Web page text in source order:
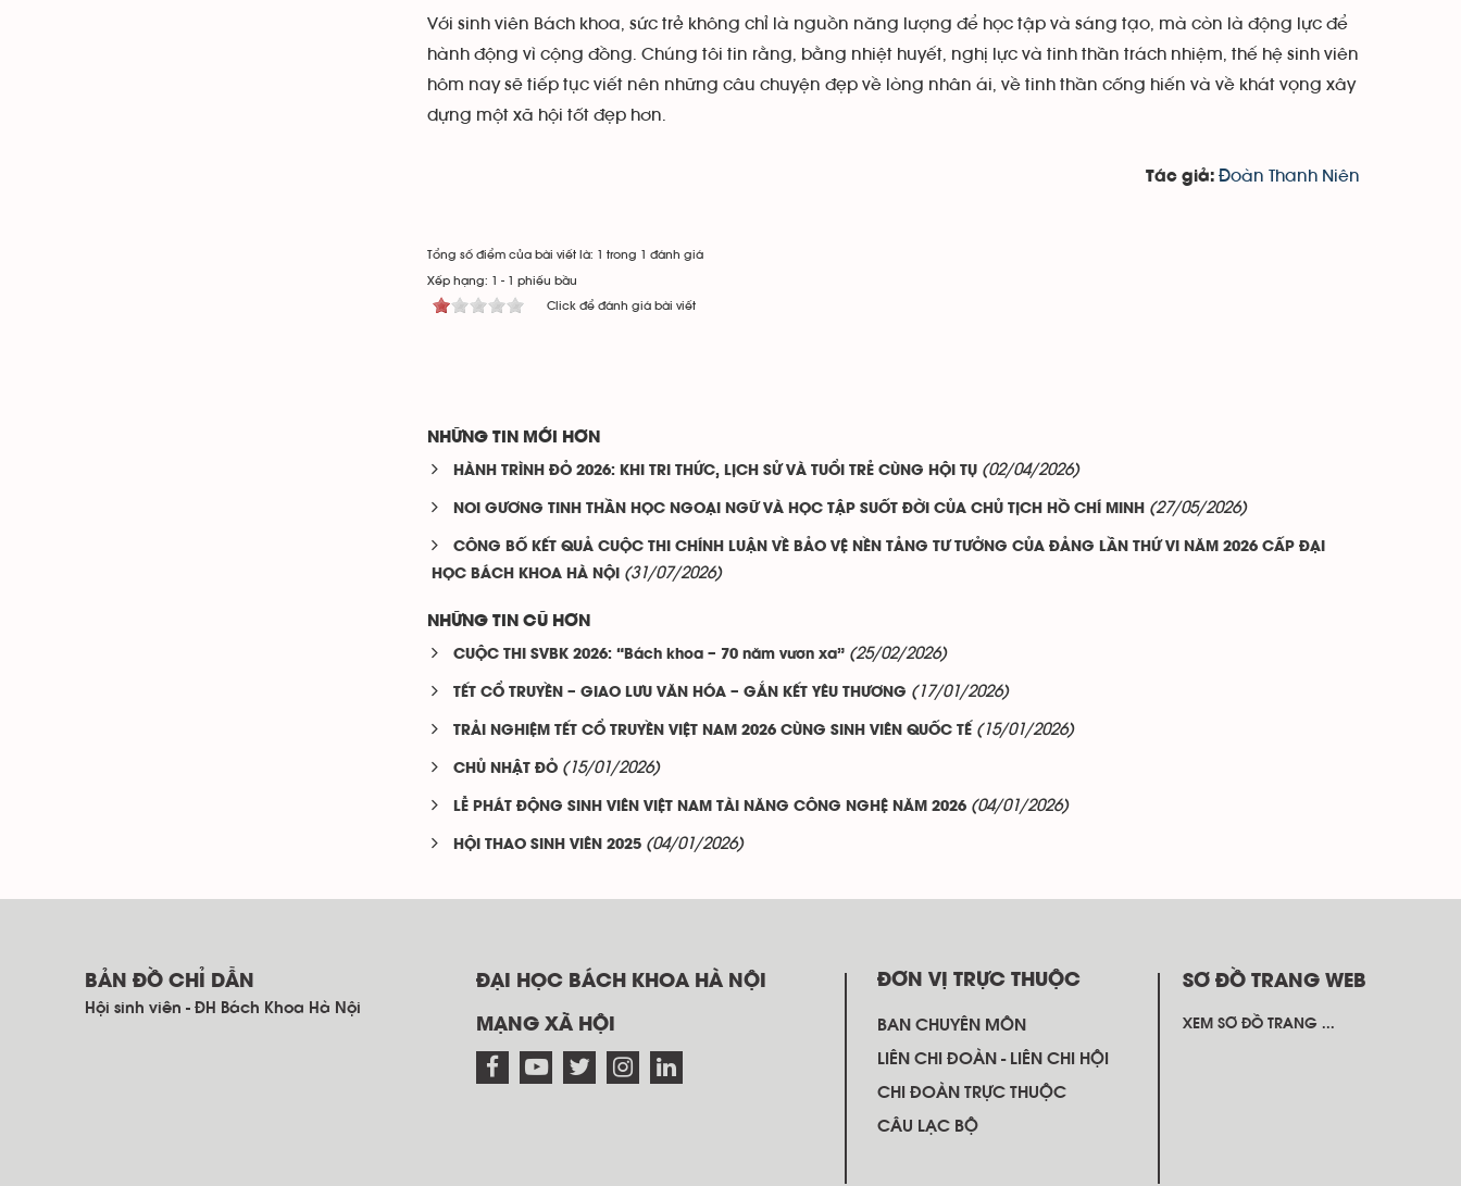
Với sinh viên Bách khoa, sức trẻ không chỉ là nguồn năng lượng để học tập và sáng tạo, mà còn là động lực để
hành động vì cộng đồng. Chúng tôi tin rằng, bằng nhiệt huyết, nghị lực và tinh thần trách nhiệm, thế hệ sinh viên
hôm nay sẽ tiếp tục viết nên những câu chuyện đẹp về lòng nhân ái, về tinh thần cống hiến và về khát vọng xây
dựng một xã hội tốt đẹp hơn.
Tác giả: Đoàn Thanh Niên
Tổng số điểm của bài viết là: 1 trong 1 đánh giá
Xếp hạng: 1 - 1 phiếu bầu
Click để đánh giá bài viết
NHỮNG TIN MỚI HƠN
HÀNH TRÌNH ĐỎ 2026: KHI TRI THỨC, LỊCH SỬ VÀ TUỔI TRẺ CÙNG HỘI TỤ (02/04/2026)
NOI GƯƠNG TINH THẦN HỌC NGOẠI NGỮ VÀ HỌC TẬP SUỐT ĐỜI CỦA CHỦ TỊCH HỒ CHÍ MINH (27/05/2026)
CÔNG BỐ KẾT QUẢ CUỘC THI CHÍNH LUẬN VỀ BẢO VỆ NỀN TẢNG TƯ TƯỞNG CỦA ĐẢNG LẦN THỨ VI NĂM 2026 CẤP ĐẠI
HỌC BÁCH KHOA HÀ NỘI
(31/07/2026)
NHỮNG TIN CŨ HƠN
CUỘC THI SVBK 2026: “Bách khoa – 70 năm vươn xa” (25/02/2026)
TẾT CỔ TRUYỀN – GIAO LƯU VĂN HÓA – GẮN KẾT YÊU THƯƠNG (17/01/2026)
TRẢI NGHIỆM TẾT CỔ TRUYỀN VIỆT NAM 2026 CÙNG SINH VIÊN QUỐC TẾ (15/01/2026)
CHỦ NHẬT ĐỎ (15/01/2026)
LỄ PHÁT ĐỘNG SINH VIÊN VIỆT NAM TÀI NĂNG CÔNG NGHỆ NĂM 2026 (04/01/2026)
HỘI THAO SINH VIÊN 2025 (04/01/2026)
BẢN ĐỒ CHỈ DẪN
Hội sinh viên - ĐH Bách Khoa Hà Nội
ĐẠI HỌC BÁCH KHOA HÀ NỘI
MẠNG XÃ HỘI
ĐƠN VỊ TRỰC THUỘC
BAN CHUYÊN MÔN
LIÊN CHI ĐOÀN - LIÊN CHI HỘI
CHI ĐOÀN TRỰC THUỘC
CÂU LẠC BỘ
SƠ ĐỒ TRANG WEB
XEM SƠ ĐỒ TRANG ...